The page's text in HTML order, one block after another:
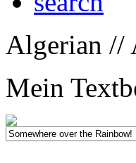
Algerian //
Mein